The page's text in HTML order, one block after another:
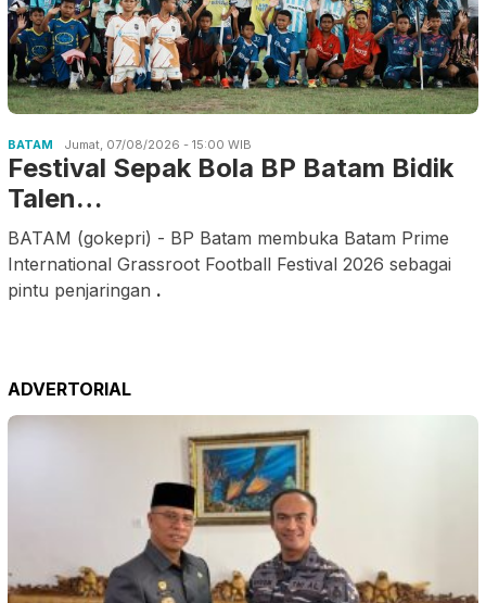
BATAM Jumat, 07/08/2026 - 15:00 WIB
Festival Sepak Bola BP Batam Bidik
Talen…
BATAM (gokepri) - BP Batam membuka Batam Prime
International Grassroot Football Festival 2026 sebagai
pintu penjaringan .
ADVERTORIAL